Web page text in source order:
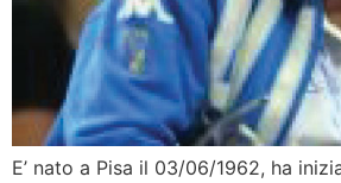
E’ nato a Pisa il 03/06/1962, ha